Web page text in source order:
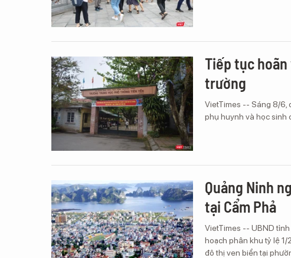
Tiếp tục
trường
VietTimes -- Sáng 8/6,
phụ huynh và học sinh
Quảng Ninh
tại Cẩm Phả
VietTimes -- UBND
hoạch phân khu tỷ lệ
đô thị ven biển tại